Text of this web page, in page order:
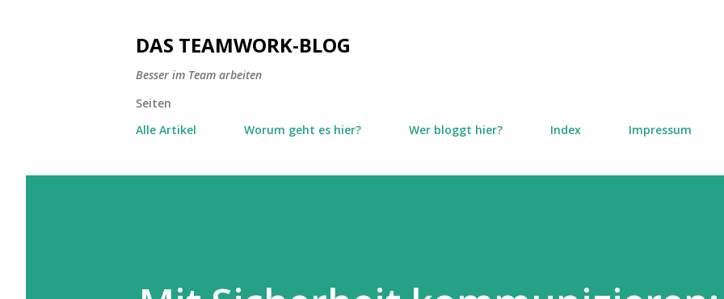
DAS TEAMWORK-BLOG
Besser im Team arbeiten
Seiten
Alle Artikel
Worum geht es hier? Wer bloggt hier? Index Impressum